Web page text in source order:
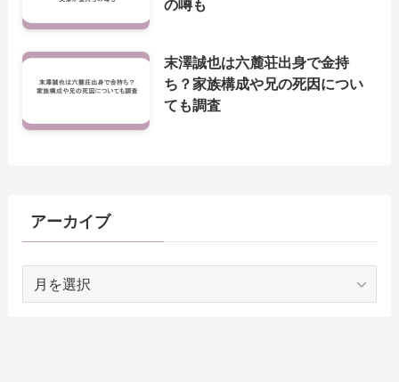
の噂も
末澤誠也は六麓荘出身で金持
ち？家族構成や兄の死因につい
ても調査
アーカイブ